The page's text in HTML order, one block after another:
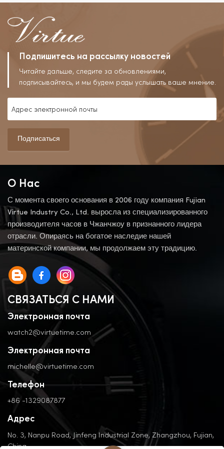
Циферблатом И Окошком
Подпишитесь на рассылку новостей
Читайте дальше, следите за обновлениями,
подписывайтесь, и мы будем рады услышать ваше мнение.
Подписаться
О Нас
С момента своего основания в 2006 году компания Fujian
Virtue Industry Co., Ltd. выросла из специализированного
производителя часов в Чжанчжоу в признанного лидера
отрасли. Опираясь на богатое наследие нашей
материнской компании, мы продолжаем эту традицию.
СВЯЗАТЬСЯ С НАМИ
Электронная почта
watch2@virtuetime.com
Электронная почта
michelle@virtuetime.com
Телефон
+86 -1329087877
Адрес
No. 3, Nanpu Road, Jinfeng Industrial Zone, Zhangzhou, Fujian,
China